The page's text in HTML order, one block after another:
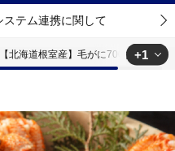
ステム連携に関して
【北海道根室産】毛がに700g前後×3尾
+1